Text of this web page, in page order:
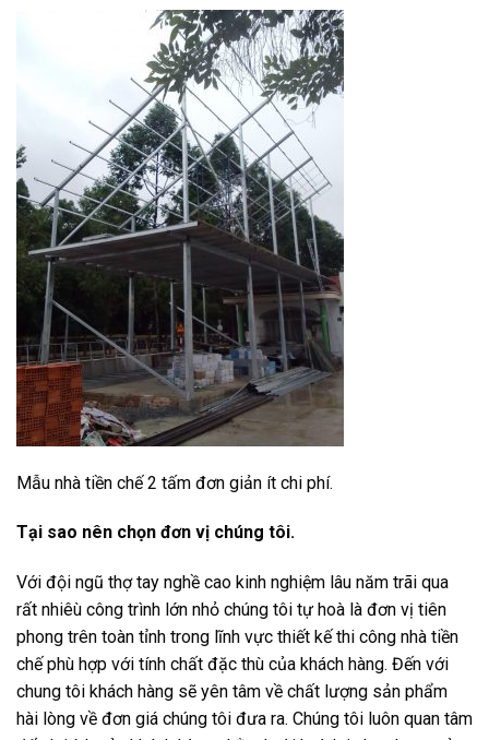
Mẫu nhà tiền chế 2 tấm đơn giản ít chi phí.
Tại sao nên chọn đơn vị chúng tôi.
Với đội ngũ thợ tay nghề cao kinh nghiệm lâu năm trãi qua
rất nhiêù công trình lớn nhỏ chúng tôi tự hoà là đơn vị tiên
phong trên toàn tỉnh trong lĩnh vực thiết kế thi công nhà tiền
chế phù hợp với tính chất đặc thù của khách hàng. Đến với
chung tôi khách hàng sẽ yên tâm về chất lượng sản phẩm
hài lòng về đơn giá chúng tôi đưa ra. Chúng tôi luôn quan tâm